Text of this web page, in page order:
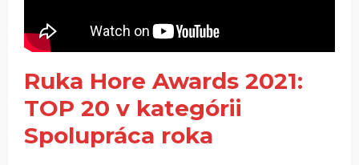
Ruka Hore Awards 2021:
TOP 20 v kategórii
Spolupráca roka